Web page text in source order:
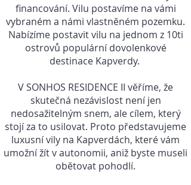
financování. Vilu postavíme na vámi
vybraném a námi vlastněném pozemku.
Nabízíme postavit vilu na jednom z 10ti
ostrovů populární dovolenkové
destinace Kapverdy.
V SONHOS RESIDENCE II věříme, že
skutečná nezávislost není jen
nedosažitelným snem, ale cílem, který
stojí za to usilovat. Proto představujeme
luxusní vily na Kapverdách, které vám
umožní žít v autonomii, aniž byste museli
obětovat pohodlí.